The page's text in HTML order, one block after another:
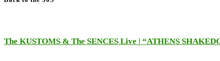
The KUSTOMS & The SENCES Live | “ATHENS